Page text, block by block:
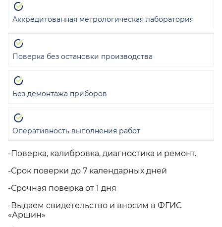
-Поверка, калибровка, диагностика и ремонт.
-Срок поверки до 7 календарных дней
-Срочная поверка от 1 дня
-Выдаем свидетельство и вносим в ФГИС
«Аршин»
Аккредитованная метрологическая лаборатория
Поверка без остановки производства
Без демонтажа приборов
Оперативность выполнения работ